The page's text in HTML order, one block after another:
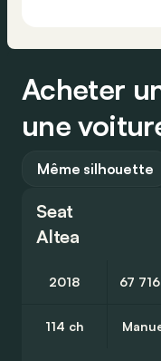
Acheter
une
Même silhouette
Seat
Altea
2018 67
114 ch